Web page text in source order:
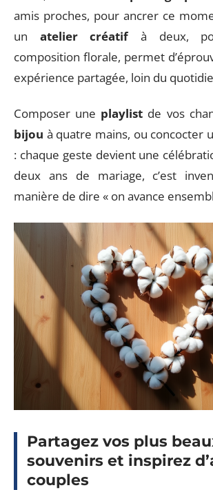
amis proches, pour ancrer ce
un atelier créatifà deux,
composition florale, permet
expérience partagée, loin du
Composer une playlist de vos
bijou à quatre mains, ou concocter
: chaque geste devient une
deux ans de mariage, c’est
manière de dire « on avance
Partagez vos plus
souvenirs et inspirez
couples